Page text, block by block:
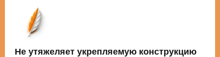
Не утяжеляет укрепляемую конструкцию